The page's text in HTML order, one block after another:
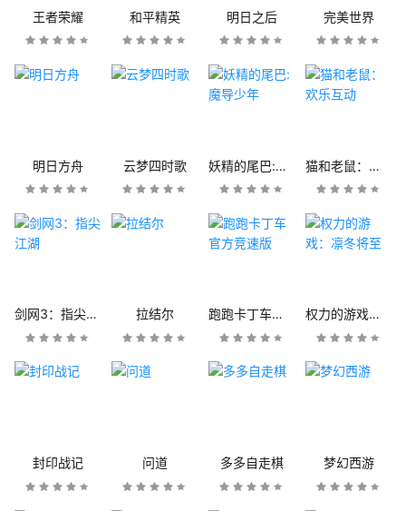
王者荣耀 和平精英 明日之后 完美世界
明日方舟 云梦四时歌 妖精的尾巴:魔导少年 猫和老鼠：欢乐互动
剑网3：指尖江湖 拉结尔 跑跑卡丁车官方竞速版 权力的游戏：凛冬将至
封印战记 问道 多多自走棋 梦幻西游